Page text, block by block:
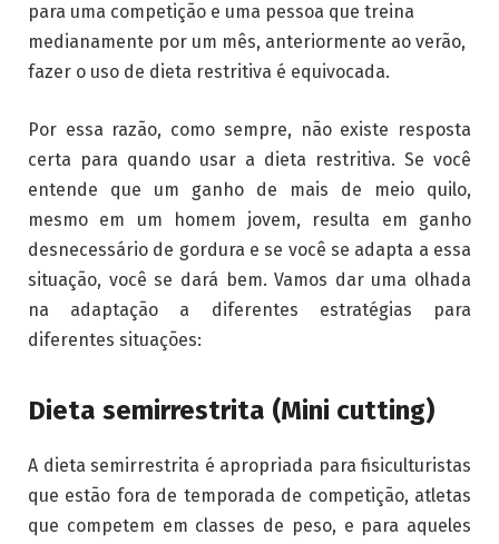
para uma competição e uma pessoa que treina
medianamente por um mês, anteriormente ao verão,
fazer o uso de dieta restritiva é equivocada.
Por essa razão, como sempre, não existe resposta
certa para quando usar a dieta restritiva. Se você
entende que um ganho de mais de meio quilo,
mesmo em um homem jovem, resulta em ganho
desnecessário de gordura e se você se adapta a essa
situação, você se dará bem. Vamos dar uma olhada
na adaptação a diferentes estratégias para
diferentes situações:
Dieta semirrestrita (Mini cutting)
A dieta semirrestrita é apropriada para fisiculturistas
que estão fora de temporada de competição, atletas
que competem em classes de peso, e para aqueles